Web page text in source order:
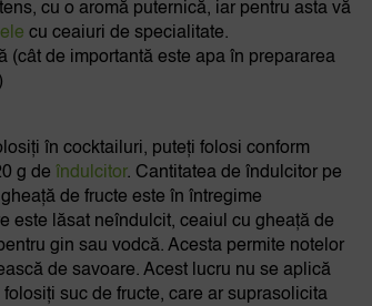
cu o aromă puternică, iar pentru asta vă
cu ceaiuri de specialitate.
(cât de importantă este apa în prepararea
)
în cocktailuri, puteți folosi conform
g deîndulcitor. Cantitatea de îndulcitor pe
de fructe este în întregime
este lăsat neîndulcit, ceaiul cu gheață de
gin sau vodcă. Acesta permite notelor
de savoare. Acest lucru nu se aplică
suc de fructe, care ar suprasolicita